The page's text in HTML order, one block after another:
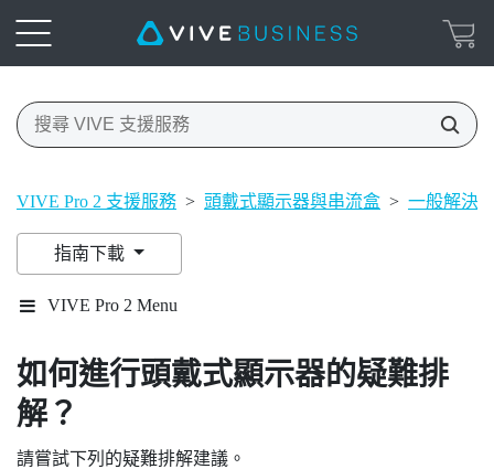
VIVE Pro 2 支援服務 > 頭戴式顯示器與串流盒 > 一般解決
指南下載
VIVE Pro 2 Menu
如何進行頭戴式顯示器的疑難排
解？
請嘗試下列的疑難排解建議。